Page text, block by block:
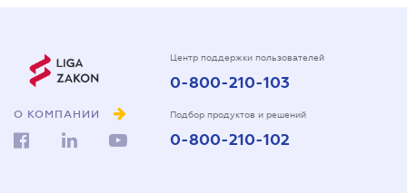
О КОМПАНИИ
Центр поддержки пользователей
0-800-210-103
Подбор продуктов и решений
0-800-210-102